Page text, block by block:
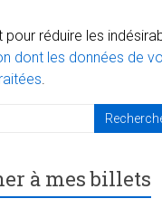
réduire les
dont les données de
à mes billets